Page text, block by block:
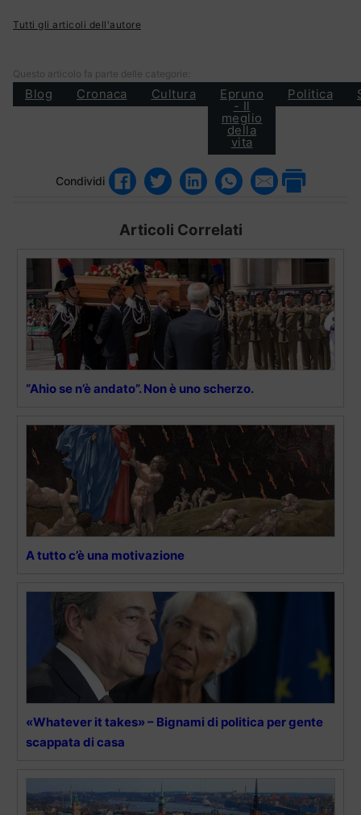
Tutti gli articoli dell'autore
Questo articolo fa parte delle categorie:
Blog Cronaca Cultura Epruno
- Il
meglio
della
vita
Politica
Condividi
Articoli Correlati
“Ahio se n’è andato”. Non è uno scherzo.
A tutto c’è una motivazione
«Whatever it takes» – Bignami di politica per gente
scappata di casa